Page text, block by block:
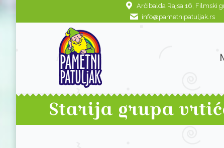
Arčibalda Rajsa 16, Filmski
info@pametnipatuljak.rs
Starija grupa
NASLOVNA O